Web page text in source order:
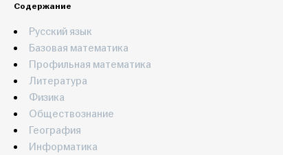
Содержание
Русский язык
Базовая математика
Профильная математика
Литература
Физика
Обществознание
География
Информатика